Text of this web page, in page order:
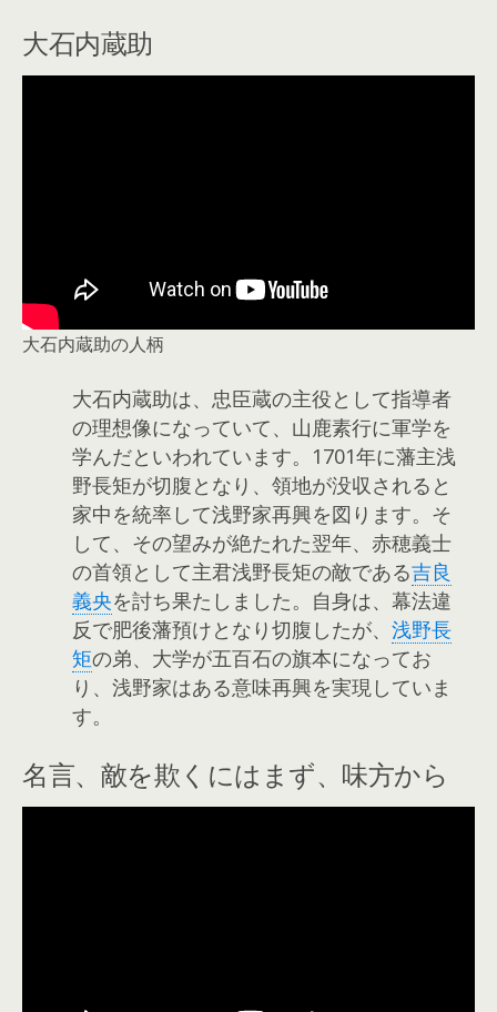
大石内蔵助
大石内蔵助の人柄
大石内蔵助は、忠臣蔵の主役として指導者
の理想像になっていて、山鹿素行に軍学を
学んだといわれています。1701年に藩主浅
野長矩が切腹となり、領地が没収されると
家中を統率して浅野家再興を図ります。そ
して、その望みが絶たれた翌年、赤穂義士
の首領として主君浅野長矩の敵である吉良
義央を討ち果たしました。自身は、幕法違
反で肥後藩預けとなり切腹したが、 浅野長
矩の弟、大学が五百石の旗本になってお
り、浅野家はある意味再興を実現していま
す。
名言、敵を欺くにはまず、味方から